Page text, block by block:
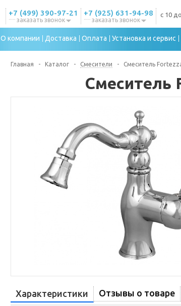
+7 (499) 390-97-21
заказать звонок
+7 (925) 631-94-98
заказать звонок
с 10
О компании Доставка Оплата Установка и сервис
Главная - Каталог - Смесители - Смеситель
Смеситель
Характеристики Отзывы о товаре